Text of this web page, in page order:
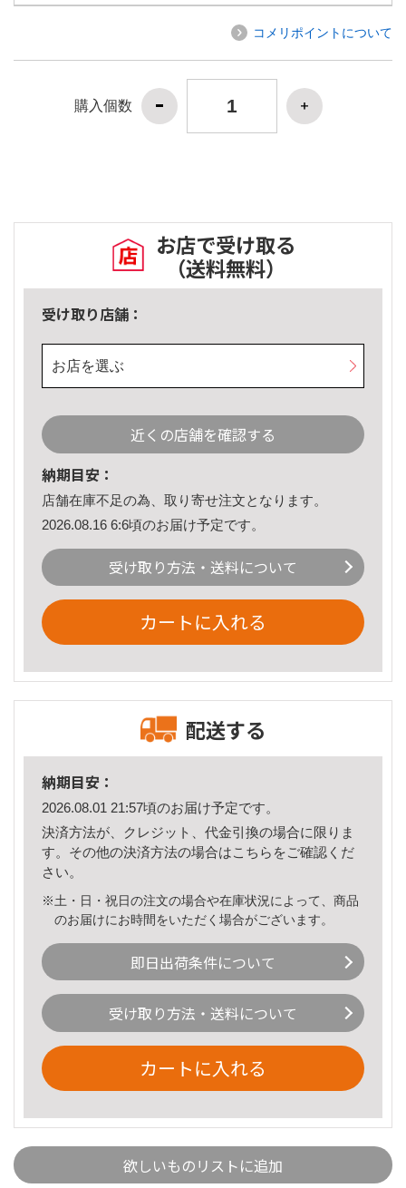
コメリポイントについて
購入個数
お店で受け取る
（送料無料）
受け取り店舗：
お店を選ぶ
近くの店舗を確認する
納期目安：
店舗在庫不足の為、取り寄せ注文となります。
2026.08.16 6:6頃のお届け予定です。
受け取り方法・送料について
カートに入れる
配送する
納期目安：
2026.08.01 21:57頃のお届け予定です。
決済方法が、クレジット、代金引換の場合に限りま
す。その他の決済方法の場合はこちら をご確認くだ
さい。
※土・日・祝日の注文の場合や在庫状況によって、商品
のお届けにお時間をいただく場合がございます。
即日出荷条件について
受け取り方法・送料について
カートに入れる
欲しいものリストに追加